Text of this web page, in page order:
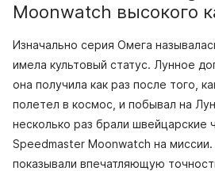
Moonwatch высокого
Изначально серия Омега
имела культовый статус. Лунное
она получила как раз после того,
полетел в космос, и побывал на
несколько раз брали швейцарские
Speedmaster Moonwatch на миссии.
показывали впечатляющую